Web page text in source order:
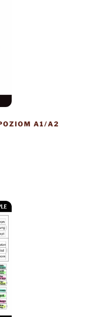
A1/A2